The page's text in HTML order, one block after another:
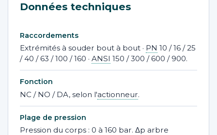
Données techniques
Raccordements
Extrémités à souder bout à bout · PN 10 / 16 / 25
/ 40 / 63 / 100 / 160 · ANSI 150 / 300 / 600 / 900.
Fonction
NC / NO / DA, selon l'actionneur.
Plage de pression
Pression du corps : 0 à 160 bar. Δp arbre